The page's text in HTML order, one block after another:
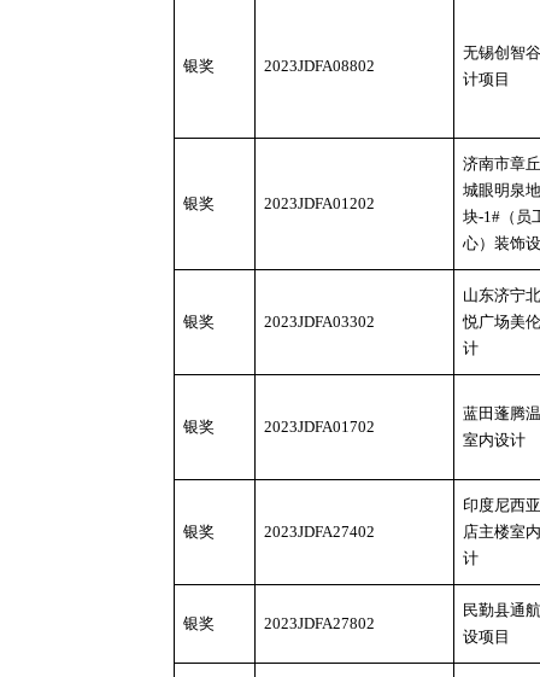
银奖 2023JDFA08802
无锡创智
计项目
银奖 2023JDFA01202
济南市章
城眼明泉地
块-1#（员
心）装饰
银奖 2023JDFA03302
山东济宁
悦广场美
计
银奖 2023JDFA01702
蓝田蓬腾
室内设计
银奖 2023JDFA27402
印度尼西亚
店主楼室
计
银奖 2023JDFA27802
民勤县通
设项目